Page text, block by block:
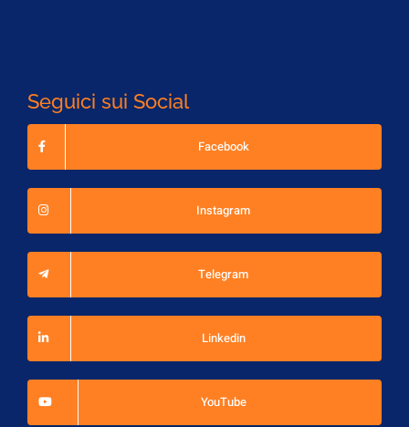
Seguici sui Social
Facebook
Instagram
Telegram
Linkedin
YouTube